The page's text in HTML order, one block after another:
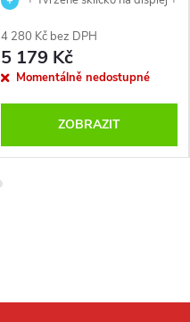
4 280 Kč bez DPH
5 179 Kč
Momentálně nedostupné
ZOBRAZIT